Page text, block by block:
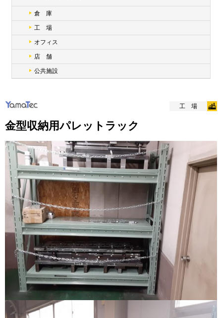
倉 庫
工 場
オフィス
店 舗
公共施設
工 場
金型収納用パレットラック